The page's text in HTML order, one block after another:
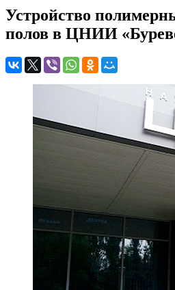
Устройство
полов в ЦНИИ